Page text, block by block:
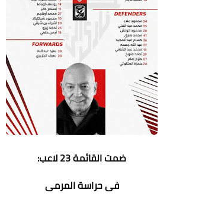
ضمت القائمة 23 لاعب:
فى حراسة المرمى